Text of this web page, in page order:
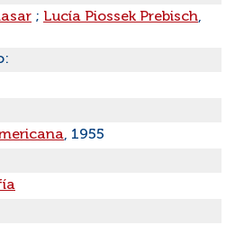
; Lucía Piossek Prebisch,
, 1955